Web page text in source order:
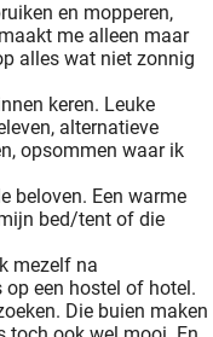
en mopperen,
me alleen maar
alles wat niet zonnig
keren. Leuke
alternatieve
opsommen waar ik
beloven. Een warme
bed/tent of die
mezelf na
een hostel of hotel.
Die buien maken